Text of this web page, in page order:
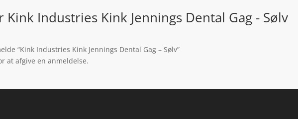
Kink Industries Kink Jennings Dental Gag - Sølv
“Kink Industries Kink Jennings Dental Gag – Sølv”
at afgive en anmeldelse.